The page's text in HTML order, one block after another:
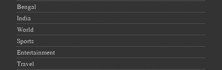
Bengal
India
World
Sports
Entertainment
Travel